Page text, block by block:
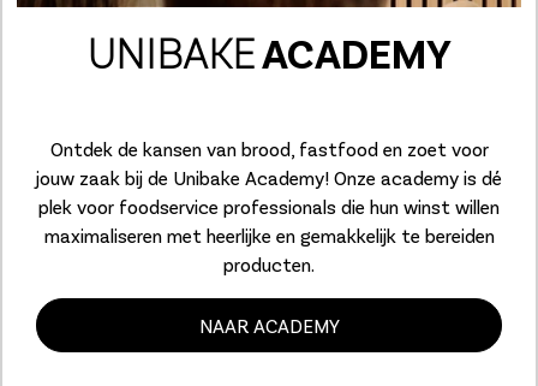
UNIBAKEACADEMY
Ontdek de kansen van brood, fastfood en zoet voor
jouw zaak bij de Unibake Academy! Onze academy is dé
plek voor foodservice professionals die hun winst willen
maximaliseren met heerlijke en gemakkelijk te bereiden
producten.
NAAR ACADEMY